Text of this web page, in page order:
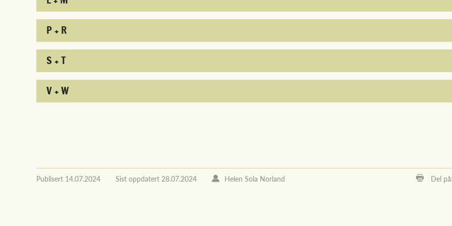
P + R
S + T
V + W
Publisert 14.07.2024 Sist oppdatert 28.07.2024 Helen Sola Norland Del